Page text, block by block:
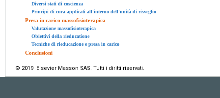
Diversi stati di coscienza
Principi di cura applicati all'interno dell'unità di risveglio
Presa in carico massofisioterapica
Valutazione massofisioterapica
Obiettivi della rieducatione
Tecniche di rieducazione e presa in carico
Conclusioni
© 2019 Elsevier Masson SAS. Tutti i diritti riservati.